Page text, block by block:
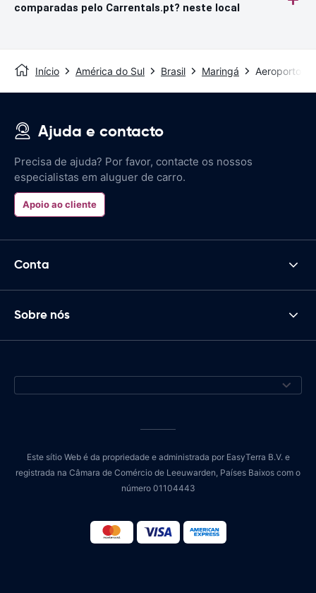
comparadas pelo Carrentals.pt? neste local
Início América do Sul Brasil Maringá Aeroporto
Ajuda e contacto
Precisa de ajuda? Por favor, contacte os nossos
especialistas em aluguer de carro.
Apoio ao cliente
Conta
Sobre nós
Este sítio Web é da propriedade e administrada por EasyTerra B.V. e
registrada na Câmara de Comércio de Leeuwarden, Países Baixos com o
número 01104443